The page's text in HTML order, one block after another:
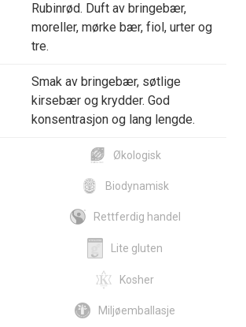
Rubinrød. Duft av bringebær,
moreller, mørke bær, fiol, urter og
tre.
Smak av bringebær, søtlige
kirsebær og krydder. God
konsentrasjon og lang lengde.
Økologisk
Biodynamisk
Rettferdig handel
Lite gluten
Kosher
Miljøemballasje